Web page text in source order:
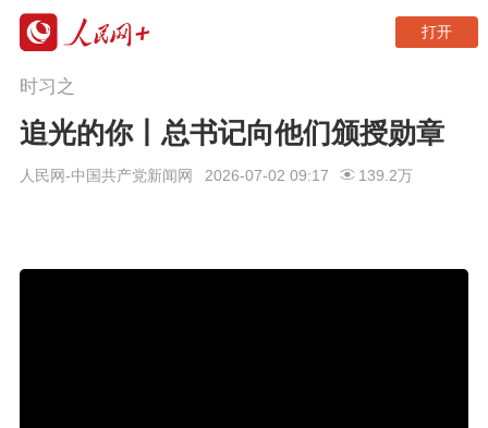
打开
时习之
追光的你丨总书记向他们颁授勋章
人民网-中国共产党新闻网 2026-07-02 09:17 139.2万